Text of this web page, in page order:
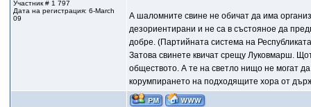
Участник # 1 797
Дата на регистрация: 6-March
09
А шаломните свине не обичат да има
дезориентирани и не са в състояное да
добре. (Партийната система на
Затова свинете квичат срещу Луковмарш.
обществото. А те на светло нищо не могат
корумпирането на подходящите хора от